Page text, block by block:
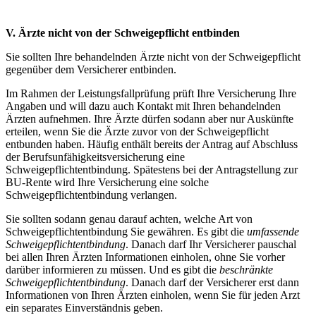
V. Ärzte nicht von der Schweigepflicht entbinden
Sie sollten Ihre behandelnden Ärzte nicht von der Schweigepflicht
gegenüber dem Versicherer entbinden.
Im Rahmen der Leistungsfallprüfung prüft Ihre Versicherung Ihre
Angaben und will dazu auch Kontakt mit Ihren behandelnden
Ärzten aufnehmen. Ihre Ärzte dürfen sodann aber nur Auskünfte
erteilen, wenn Sie die Ärzte zuvor von der Schweigepflicht
entbunden haben. Häufig enthält bereits der Antrag auf Abschluss
der Berufsunfähigkeitsversicherung eine
Schweigepflichtentbindung. Spätestens bei der Antragstellung zur
BU-Rente wird Ihre Versicherung eine solche
Schweigepflichtentbindung verlangen.
Sie sollten sodann genau darauf achten, welche Art von
Schweigepflichtentbindung Sie gewähren. Es gibt die umfassende
Schweigepflichtentbindung. Danach darf Ihr Versicherer pauschal
bei allen Ihren Ärzten Informationen einholen, ohne Sie vorher
darüber informieren zu müssen. Und es gibt die beschränkte
Schweigepflichtentbindung. Danach darf der Versicherer erst dann
Informationen von Ihren Ärzten einholen, wenn Sie für jeden Arzt
ein separates Einverständnis geben.